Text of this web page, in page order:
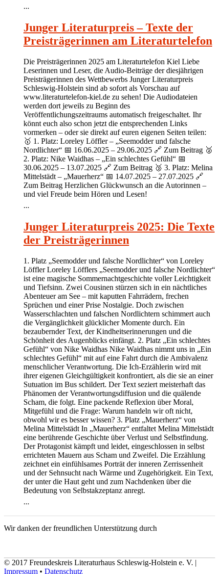
...
Junger Literaturpreis – Texte der
Preisträgerinnen am Literaturtelefon
Die Preisträgerinnen 2025 am Literaturtelefon Kiel Liebe
Leserinnen und Leser, die Audio-Beiträge der diesjährigen
Preisträgerinnen des Wettbewerbs Junger Literaturpreis
Schleswig-Holstein sind ab sofort als Vorschau auf
www.literaturtelefon-kiel.de zu sehen! Die Audiodateien
werden dort jeweils zu Beginn des
Veröffentlichungszeitraums automatisch freigeschaltet. Ihr
könnt euch also schon jetzt die entsprechenden Links
vormerken – oder sie direkt auf euren eigenen Seiten teilen:
🥇 1. Platz: Loreley Löffler – „Seemodder und falsche
Nordlichter“ 📅 16.06.2025 – 29.06.2025 🔗 Zum Beitrag 🥈
2. Platz: Nike Waidhas – „Ein schlechtes Gefühl“ 📅
30.06.2025 – 13.07.2025 🔗 Zum Beitrag 🥉 3. Platz: Melina
Mittelstädt – „Mauerherz“ 📅 14.07.2025 – 27.07.2025 🔗
Zum Beitrag Herzlichen Glückwunsch an die Autorinnen –
und viel Freude beim Hören und Lesen!
...
Junger Literaturpreis 2025: Die Texte
der Preisträgerinnen
1. Platz „Seemodder und falsche Nordlichter“ von Loreley
Löffler Loreley Löfflers „Seemodder und falsche Nordlichter“
ist eine magische Sommernachtgeschichte voller Leichtigkeit
und Tiefsinn. Zwei Cousinen stürzen sich in ein nächtliches
Abenteuer am See – mit kaputten Fahrrädern, frechen
Sprüchen und einer Prise Nostalgie. Doch zwischen
Wasserschlachten und falschen Nordlichtern schimmert auch
die Vergänglichkeit glücklicher Momente durch. Ein
bezaubernder Text, der Kindheitserinnerungen und die
Schönheit des Augenblicks einfängt. 2. Platz „Ein schlechtes
Gefühl“ von Nike Waidhas Nike Waidhas nimmt uns in „Ein
schlechtes Gefühl“ mit auf eine Fahrt durch die Ambivalenz
menschlicher Verantwortung. Die Ich-Erzählerin wird mit
ihrer eigenen Gleichgültigkeit konfrontiert, als die sie an einer
Sutuation im Bus schildert. Der Text seziert meisterhaft das
Phänomen der Verantwortungsdiffusion und die quälende
Scham, die folgt. Eine packende Reflexion über Moral,
Mitgefühl und die Frage: Warum handeln wir oft nicht,
obwohl wir es besser wissen? 3. Platz „Mauerherz“ von
Melina Mittelstädt In „Mauerherz“ entfaltet Melina Mittelstädt
eine berührende Geschichte über Verlust und Selbstfindung.
Der Protagonist kämpft und leidet, eingeschlossen in selbst
errichteten Mauern aus Scham und Zweifel. Die Erzählung
zeichnet ein einfühlsames Porträt der inneren Zerrissenheit
und der Sehnsucht nach Wärme und Zugehörigkeit. Ein Text,
der unter die Haut geht und zum Nachdenken über die
Bedeutung von Selbstakzeptanz anregt.
...
Wir danken der freundlichen Unterstützung durch
© 2017 Freundeskreis Literaturhaus Schleswig-Holstein e. V. |
Impressum • Datenschutz